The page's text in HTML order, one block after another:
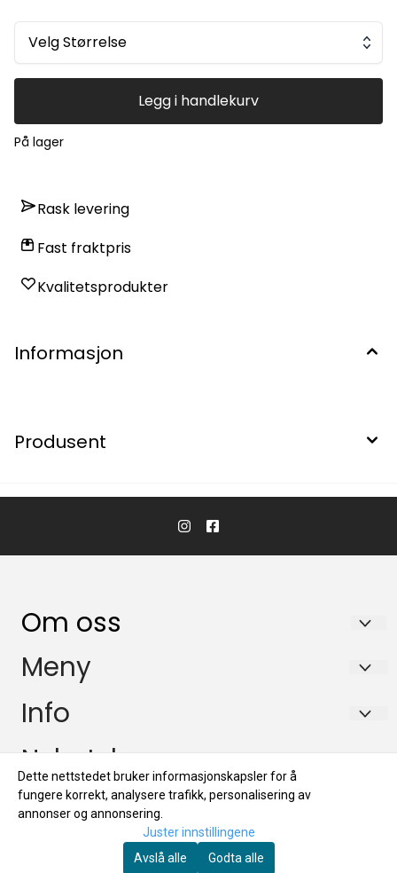
Velg Størrelse
Legg i handlekurv
På lager
Rask levering
Fast fraktpris
Kvalitetsprodukter
Informasjon
Produsent
Om oss
Biltrend Tromsø AS
Postboks 5037
9283 Tromsø
Org. nr. NO 947 782 959
nettbutikken@biltrend.no
Meny
Om oss
Salgsbetingelser
Info
Om oss
Kontakt oss
Logg på
Nyhetsbrev
Registrer deg for å motta nyheter og tilbud!
E-post
Dette nettstedet bruker informasjonskapsler for å
fungere korrekt, analysere trafikk, personalisering av
annonser og annonsering.
Juster innstillingene
Avslå alle
Godta alle